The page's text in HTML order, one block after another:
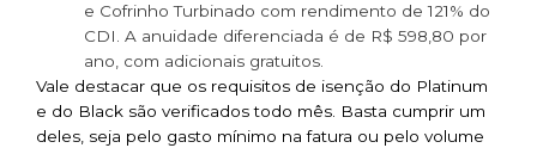
e Cofrinho Turbinado com rendimento de 121% do
CDI. A anuidade diferenciada é de R$ 598,80 por
ano, com adicionais gratuitos.
Vale destacar que os requisitos de isenção do Platinum
e do Black são verificados todo mês. Basta cumprir um
deles, seja pelo gasto mínimo na fatura ou pelo volume